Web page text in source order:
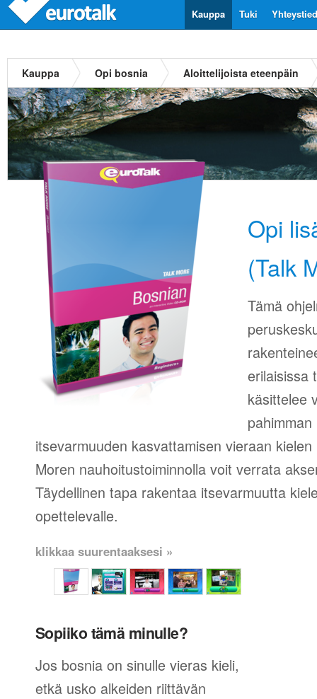
Tuki
Kauppa
Kauppa Opi bosnia Aloittelijoista eteenpäin
Opi
(Talk
Tämä
erilaisissa
käsittelee
itsevarmuuden kasvattamisen vieraan
Moren nauhoitustoiminnolla voit verrata
Täydellinen tapa rakentaa itsevarmuutta
opettelevalle.
klikkaa suurentaaksesi »
Sopiiko tämä minulle?
Jos bosnia on sinulle vieras kieli,
etkä usko alkeiden riittävän